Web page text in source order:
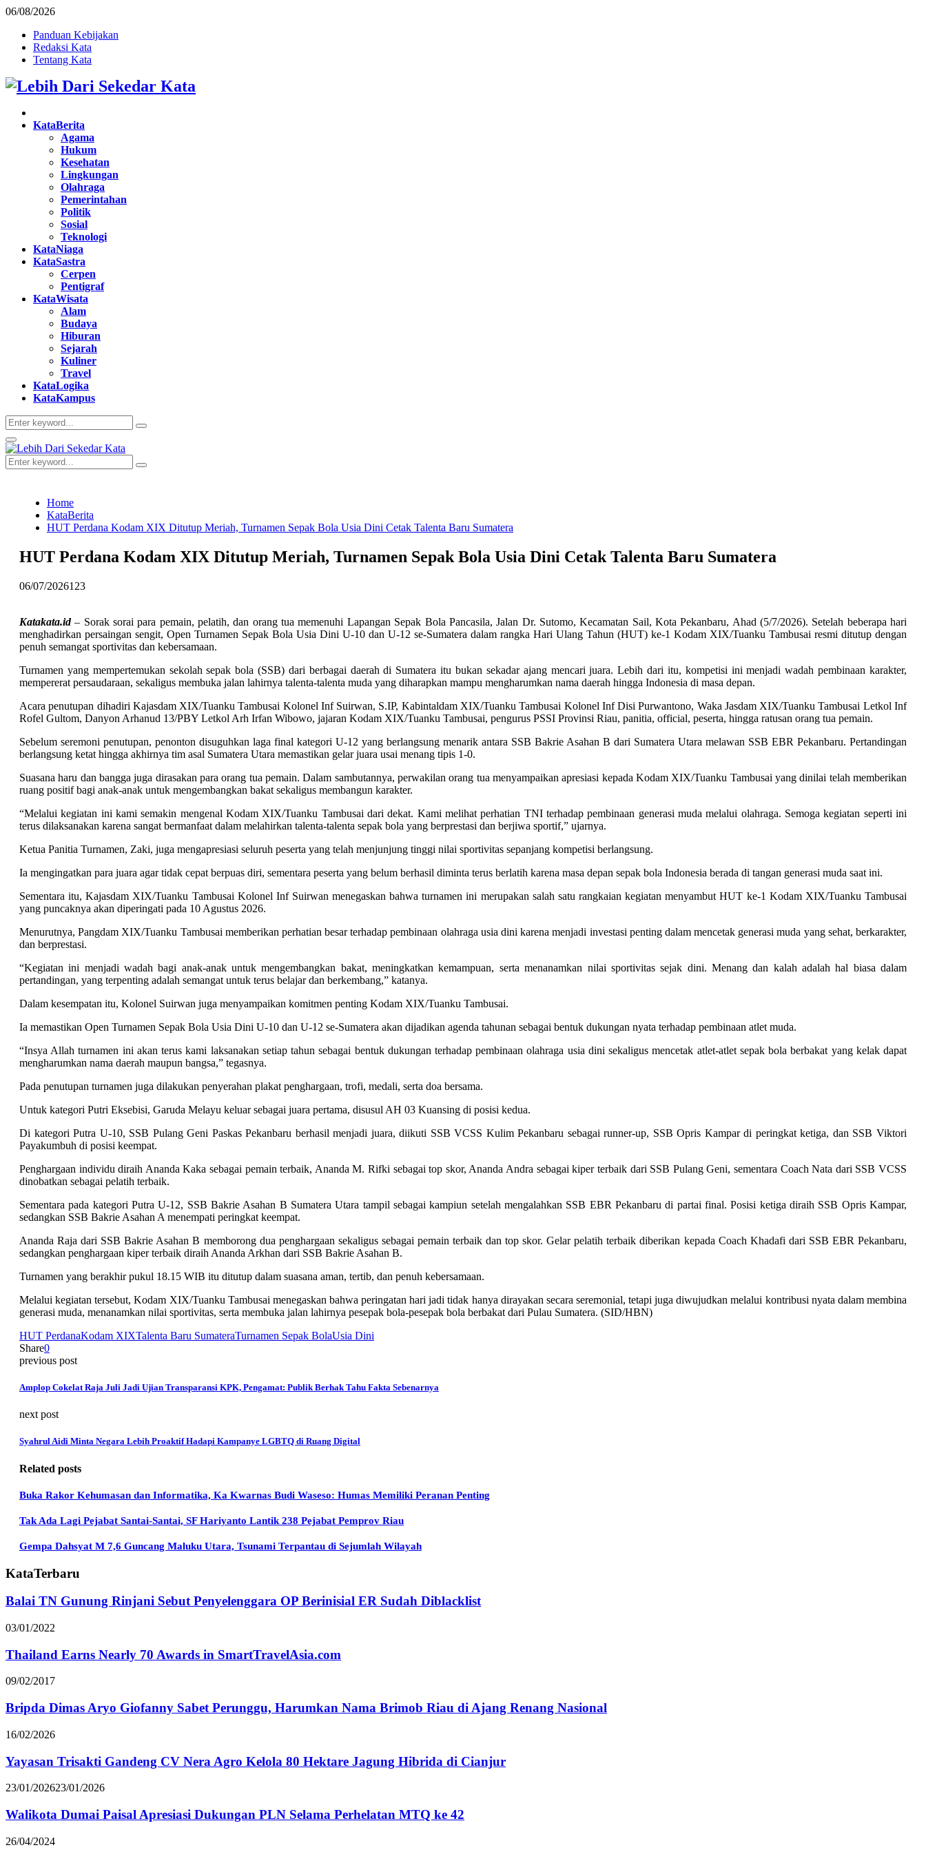
06/08/2026
Panduan Kebijakan
Redaksi Kata
Tentang Kata
Facebook
Twitter
Instagram
Pinterest
Youtube
KataBerita
Agama
Hukum
Kesehatan
Lingkungan
Olahraga
Pemerintahan
Politik
Sosial
Teknologi
KataNiaga
KataSastra
Cerpen
Pentigraf
KataWisata
Alam
Budaya
Hiburan
Sejarah
Kuliner
Travel
KataLogika
KataKampus
Search
for:
Search
Primary
Menu
Search
for:
Search
Home
KataBerita
HUT Perdana Kodam XIX Ditutup Meriah, Turnamen Sepak Bola Usia Dini Cetak Talenta Baru Sumatera
HUT Perdana Kodam XIX Ditutup Meriah, Turnamen Sepak Bola Usia Dini Cetak Talenta Baru Sumatera
06/07/2026123
Katakata.id– Sorak sorai para pemain, pelatih, dan orang tua memenuhi Lapangan Sepak Bola Pancasila, Jalan Dr. Sutomo, Kecamatan Sail, Kota Pekanbaru, Ahad (5/7/2026). Setelah beberapa hari
menghadirkan persaingan sengit, Open Turnamen Sepak Bola Usia Dini U-10 dan U-12 se-Sumatera dalam rangka Hari Ulang Tahun (HUT) ke-1 Kodam XIX/Tuanku Tambusai resmi ditutup dengan
penuh semangat sportivitas dan kebersamaan.
Turnamen yang mempertemukan sekolah sepak bola (SSB) dari berbagai daerah di Sumatera itu bukan sekadar ajang mencari juara. Lebih dari itu, kompetisi ini menjadi wadah pembinaan karakter,
mempererat persaudaraan, sekaligus membuka jalan lahirnya talenta-talenta muda yang diharapkan mampu mengharumkan nama daerah hingga Indonesia di masa depan.
Acara penutupan dihadiri Kajasdam XIX/Tuanku Tambusai Kolonel Inf Suirwan, S.IP, Kabintaldam XIX/Tuanku Tambusai Kolonel Inf Disi Purwantono, Waka Jasdam XIX/Tuanku Tambusai Letkol Inf
Rofel Gultom, Danyon Arhanud 13/PBY Letkol Arh Irfan Wibowo, jajaran Kodam XIX/Tuanku Tambusai, pengurus PSSI Provinsi Riau, panitia, official, peserta, hingga ratusan orang tua pemain.
Sebelum seremoni penutupan, penonton disuguhkan laga final kategori U-12 yang berlangsung menarik antara SSB Bakrie Asahan B dari Sumatera Utara melawan SSB EBR Pekanbaru. Pertandingan
berlangsung ketat hingga akhirnya tim asal Sumatera Utara memastikan gelar juara usai menang tipis 1-0.
Suasana haru dan bangga juga dirasakan para orang tua pemain. Dalam sambutannya, perwakilan orang tua menyampaikan apresiasi kepada Kodam XIX/Tuanku Tambusai yang dinilai telah memberikan
ruang positif bagi anak-anak untuk mengembangkan bakat sekaligus membangun karakter.
“Melalui kegiatan ini kami semakin mengenal Kodam XIX/Tuanku Tambusai dari dekat. Kami melihat perhatian TNI terhadap pembinaan generasi muda melalui olahraga. Semoga kegiatan seperti ini
terus dilaksanakan karena sangat bermanfaat dalam melahirkan talenta-talenta sepak bola yang berprestasi dan berjiwa sportif,” ujarnya.
Ketua Panitia Turnamen, Zaki, juga mengapresiasi seluruh peserta yang telah menjunjung tinggi nilai sportivitas sepanjang kompetisi berlangsung.
Ia mengingatkan para juara agar tidak cepat berpuas diri, sementara peserta yang belum berhasil diminta terus berlatih karena masa depan sepak bola Indonesia berada di tangan generasi muda saat ini.
Sementara itu, Kajasdam XIX/Tuanku Tambusai Kolonel Inf Suirwan menegaskan bahwa turnamen ini merupakan salah satu rangkaian kegiatan menyambut HUT ke-1 Kodam XIX/Tuanku Tambusai
yang puncaknya akan diperingati pada 10 Agustus 2026.
Menurutnya, Pangdam XIX/Tuanku Tambusai memberikan perhatian besar terhadap pembinaan olahraga usia dini karena menjadi investasi penting dalam mencetak generasi muda yang sehat, berkarakter,
dan berprestasi.
“Kegiatan ini menjadi wadah bagi anak-anak untuk mengembangkan bakat, meningkatkan kemampuan, serta menanamkan nilai sportivitas sejak dini. Menang dan kalah adalah hal biasa dalam
pertandingan, yang terpenting adalah semangat untuk terus belajar dan berkembang,” katanya.
Dalam kesempatan itu, Kolonel Suirwan juga menyampaikan komitmen penting Kodam XIX/Tuanku Tambusai.
Ia memastikan Open Turnamen Sepak Bola Usia Dini U-10 dan U-12 se-Sumatera akan dijadikan agenda tahunan sebagai bentuk dukungan nyata terhadap pembinaan atlet muda.
“Insya Allah turnamen ini akan terus kami laksanakan setiap tahun sebagai bentuk dukungan terhadap pembinaan olahraga usia dini sekaligus mencetak atlet-atlet sepak bola berbakat yang kelak dapat
mengharumkan nama daerah maupun bangsa,” tegasnya.
Pada penutupan turnamen juga dilakukan penyerahan plakat penghargaan, trofi, medali, serta doa bersama.
Untuk kategori Putri Eksebisi, Garuda Melayu keluar sebagai juara pertama, disusul AH 03 Kuansing di posisi kedua.
Di kategori Putra U-10, SSB Pulang Geni Paskas Pekanbaru berhasil menjadi juara, diikuti SSB VCSS Kulim Pekanbaru sebagai runner-up, SSB Opris Kampar di peringkat ketiga, dan SSB Viktori
Payakumbuh di posisi keempat.
Penghargaan individu diraih Ananda Kaka sebagai pemain terbaik, Ananda M. Rifki sebagai top skor, Ananda Andra sebagai kiper terbaik dari SSB Pulang Geni, sementara Coach Nata dari SSB VCSS
dinobatkan sebagai pelatih terbaik.
Sementara pada kategori Putra U-12, SSB Bakrie Asahan B Sumatera Utara tampil sebagai kampiun setelah mengalahkan SSB EBR Pekanbaru di partai final. Posisi ketiga diraih SSB Opris Kampar,
sedangkan SSB Bakrie Asahan A menempati peringkat keempat.
Ananda Raja dari SSB Bakrie Asahan B memborong dua penghargaan sekaligus sebagai pemain terbaik dan top skor. Gelar pelatih terbaik diberikan kepada Coach Khadafi dari SSB EBR Pekanbaru,
sedangkan penghargaan kiper terbaik diraih Ananda Arkhan dari SSB Bakrie Asahan B.
Turnamen yang berakhir pukul 18.15 WIB itu ditutup dalam suasana aman, tertib, dan penuh kebersamaan.
Melalui kegiatan tersebut, Kodam XIX/Tuanku Tambusai menegaskan bahwa peringatan hari jadi tidak hanya dirayakan secara seremonial, tetapi juga diwujudkan melalui kontribusi nyata dalam membina
generasi muda, menanamkan nilai sportivitas, serta membuka jalan lahirnya pesepak bola-pesepak bola berbakat dari Pulau Sumatera. (SID/HBN)
HUT PerdanaKodam XIXTalenta Baru SumateraTurnamen Sepak BolaUsia Dini
Share0
previous post
Amplop Cokelat Raja Juli Jadi Ujian Transparansi KPK, Pengamat: Publik Berhak Tahu Fakta Sebenarnya
next post
Syahrul Aidi Minta Negara Lebih Proaktif Hadapi Kampanye LGBTQ di Ruang Digital
Related posts
Buka Rakor Kehumasan dan Informatika, Ka Kwarnas Budi Waseso: Humas Memiliki Peranan Penting
Tak Ada Lagi Pejabat Santai-Santai, SF Hariyanto Lantik 238 Pejabat Pemprov Riau
Gempa Dahsyat M 7,6 Guncang Maluku Utara, Tsunami Terpantau di Sejumlah Wilayah
KataTerbaru
Balai TN Gunung Rinjani Sebut Penyelenggara OP Berinisial ER Sudah Diblacklist
03/01/2022
Thailand Earns Nearly 70 Awards in SmartTravelAsia.com
09/02/2017
Bripda Dimas Aryo Giofanny Sabet Perunggu, Harumkan Nama Brimob Riau di Ajang Renang Nasional
16/02/2026
Yayasan Trisakti Gandeng CV Nera Agro Kelola 80 Hektare Jagung Hibrida di Cianjur
23/01/202623/01/2026
Walikota Dumai Paisal Apresiasi Dukungan PLN Selama Perhelatan MTQ ke 42
26/04/2024